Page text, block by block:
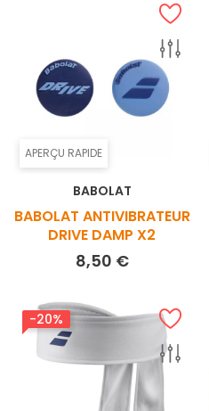
APERÇU RAPIDE
BABOLAT
BABOLAT ANTIVIBRATEUR
DRIVE DAMP X2
8,50 €Prix
-20%